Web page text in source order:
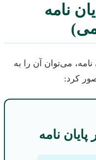
نامه
نامه، می‌توان آن را به
کرد:
نامه